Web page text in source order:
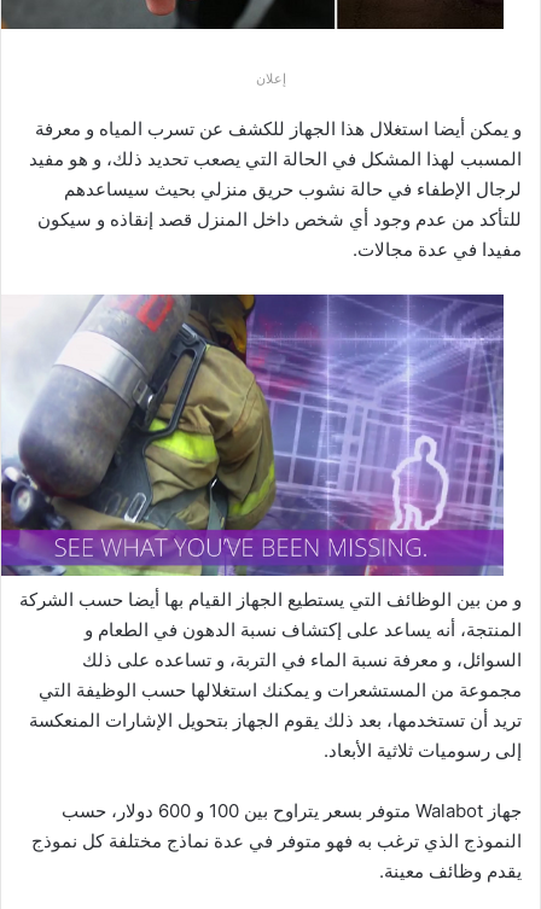
إعلان
و يمكن أيضا استغلال هذا الجهاز للكشف عن تسرب المياه و معرفة
المسبب لهذا المشكل في الحالة التي يصعب تحديد ذلك، و هو مفيد
لرجال الإطفاء في حالة نشوب حريق منزلي بحيث سيساعدهم
للتأكد من عدم وجود أي شخص داخل المنزل قصد إنقاذه و سيكون
مفيدا في عدة مجالات.
و من بين الوظائف التي يستطيع الجهاز القيام بها أيضا حسب الشركة
المنتجة، أنه يساعد على إكتشاف نسبة الدهون في الطعام و
السوائل، و معرفة نسبة الماء في التربة، و تساعده على ذلك
مجموعة من المستشعرات و يمكنك استغلالها حسب الوظيفة التي
تريد أن تستخدمها، بعد ذلك يقوم الجهاز بتحويل الإشارات المنعكسة
إلى رسوميات ثلاثية الأبعاد.
جهاز Walabot متوفر بسعر يتراوح بين 100 و 600 دولار، حسب
النموذج الذي ترغب به فهو متوفر في عدة نماذج مختلفة كل نموذج
يقدم وظائف معينة.